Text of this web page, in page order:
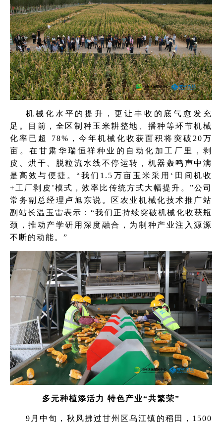
机械化水平的提升，更让丰收的底气愈发充
足。目前，全区制种玉米耕整地、播种等环节机械
化率已超 78%，今年机械化收获面积将突破20万
亩。在甘肃华瑞恒祥种业的自动化加工厂里，剥
皮、烘干、脱粒流水线不停运转，机器轰鸣声中满
是高效与便捷。“我们1.5万亩玉米采用‘田间机收
+工厂剥皮’模式，效率比传统方式大幅提升。”公司
常务副总经理卢旭东说。区农业机械化技术推广站
副站长温玉雷表示：“我们正持续突破机械化收获瓶
颈，推动产学研用深度融合，为制种产业注入源源
不断的动能。”
多元种植添活力 特色产业“共繁荣”
9月中旬，秋风拂过甘州区乌江镇的稻田，1500